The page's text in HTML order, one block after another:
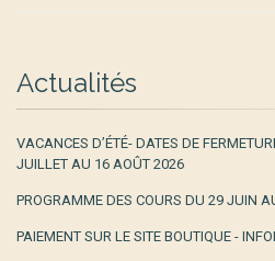
Actualités
VACANCES D’ÉTÉ- DATES DE
JUILLET AU 16 AOÛT 2026
PROGRAMME DES COURS DU 29 JUIN
PAIEMENT SUR LE SITE BOUTIQUE -